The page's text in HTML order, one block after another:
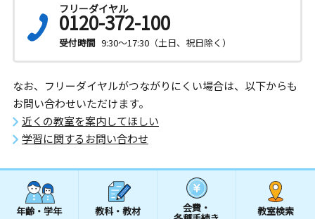
フリーダイヤル
0120-372-100
受付時間 9:30～17:30（土日、祝日除く）
なお、フリーダイヤルがつながりにくい場合は、以下からも
お問い合わせいただけます。
近くの教室を案内してほしい
学習に関するお問い合わせ
年齢・学年 教科・教材 会費・ 教室検索